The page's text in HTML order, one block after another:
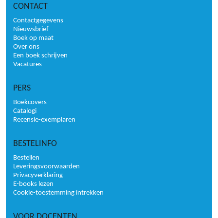
CONTACT
Contactgegevens
Nieuwsbrief
Boek op maat
Over ons
Een boek schrijven
Vacatures
PERS
Boekcovers
Catalogi
Recensie-exemplaren
BESTELINFO
Bestellen
Leveringsvoorwaarden
Privacyverklaring
E-books lezen
Cookie-toestemming intrekken